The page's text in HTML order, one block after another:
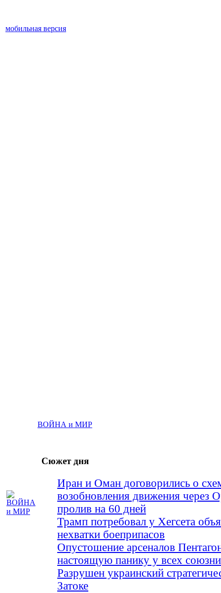
мобильная версия
ВОЙНА и МИР
Сюжет дня
Иран и Оман договорились о
возобновления движения через
пролив на 60 дней
Трамп потребовал у Хегсета
нехватки боеприпасов
Опустошение арсеналов
настоящую панику у всех
Разрушен украинский
Затоке